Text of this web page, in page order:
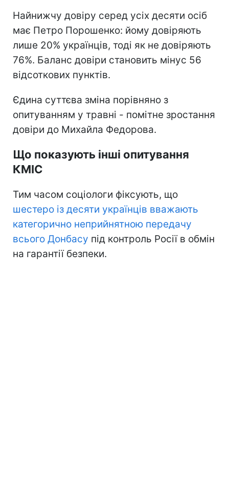
Найнижчу довіру серед усіх десяти осіб
має Петро Порошенко: йому довіряють
лише 20% українців, тоді як не довіряють
76%. Баланс довіри становить мінус 56
відсоткових пунктів.
Єдина суттєва зміна порівняно з
опитуванням у травні - помітне зростання
довіри до Михайла Федорова.
Що показують інші опитування
КМІС
Тим часом соціологи фіксують, що
шестеро із десяти українців вважають
категорично неприйнятною передачу
всього Донбасу під контроль Росії в обмін
на гарантії безпеки.